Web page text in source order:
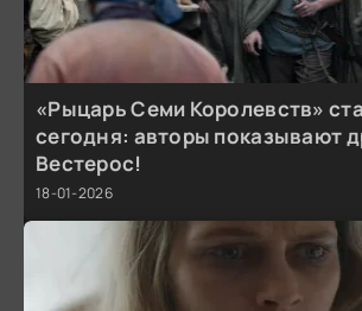
«Рыцарь Семи Королевств»
сегодня: авторы показывают
Вестерос!
18-01-2026